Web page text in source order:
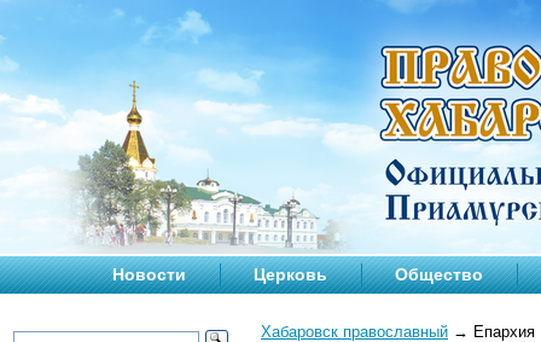
Новости Церковь Общество
Хабаровск православный → Епархия